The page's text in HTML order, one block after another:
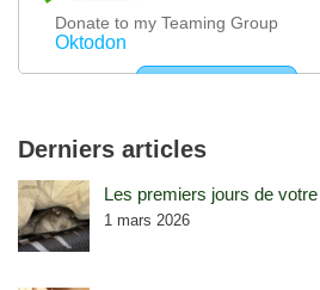
Derniers articles
Les premiers jours de
1 mars 2026